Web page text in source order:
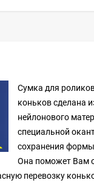
Сумка для
коньков сделана
нейлонового
специальной
сохранения
Она поможет Вам
перевозку